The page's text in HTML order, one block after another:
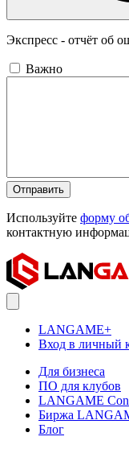
Экспресс - отчёт об
Важно
Отправить
Используйте форму
контактную
LANGAME+
Вход в личный
Для бизнеса
ПО для клубов
LANGAME
Биржа
Блог